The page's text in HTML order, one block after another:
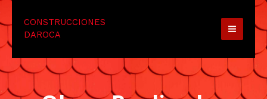
al
contenido
CONSTRUCCIONES
DAROCA
MAIN
MENU